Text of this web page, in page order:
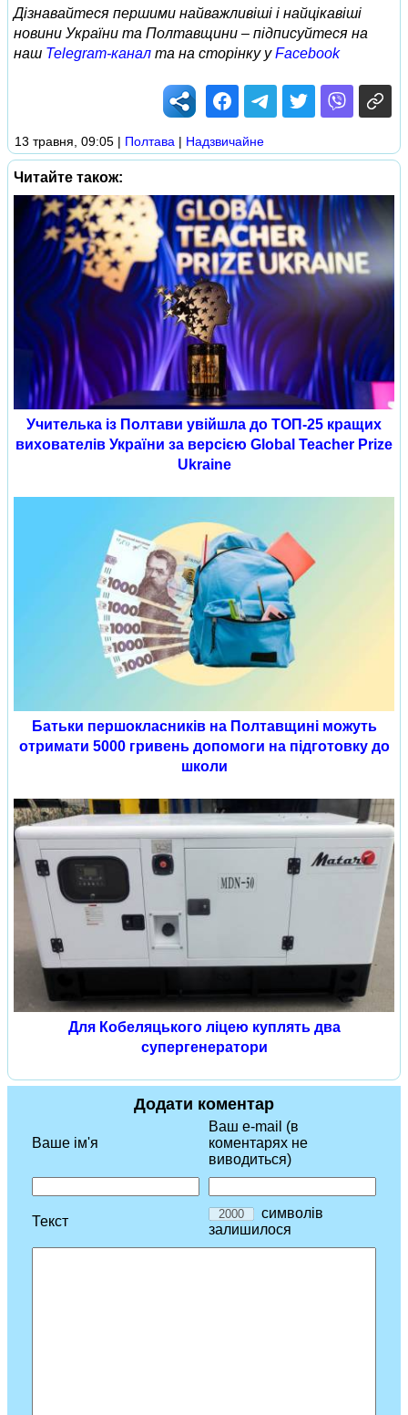
Дізнавайтеся першими найважливіші і найцікавіші
новини України та Полтавщини – підписуйтеся на
наш Telegram-канал та на сторінку уFacebook
13 травня, 09:05 | Полтава | Надзвичайне
Читайте також:
Учителька із Полтави увійшла до ТОП-25 кращих
вихователів України за версією Global Teacher Prize
Ukraine
Батьки першокласників на Полтавщині можуть
отримати 5000 гривень допомоги на підготовку до
школи
Для Кобеляцького ліцею куплять два
супергенератори
Додати коментар
Ваше ім'я
Ваш e-mail (в
коментарях не
виводиться)
Текст
символів
залишилося